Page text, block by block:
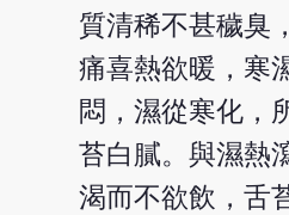
質清稀不甚穢臭
痛喜熱欲暖，寒
悶，濕從寒化，
苔白膩。與濕熱
渴而不欲飲，舌